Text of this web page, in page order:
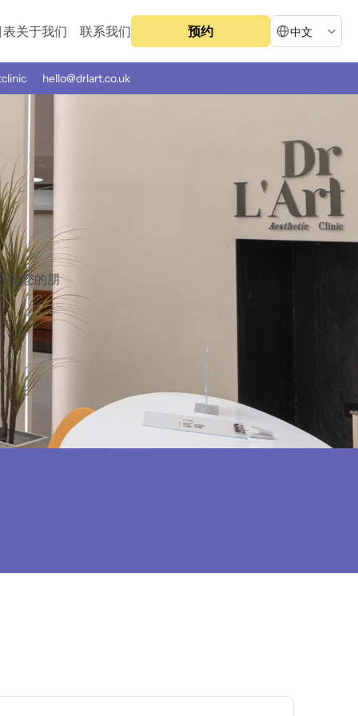
关于我们 联系我们 预约
Select Language
中文
hello@drlart.co.uk
要您的朋